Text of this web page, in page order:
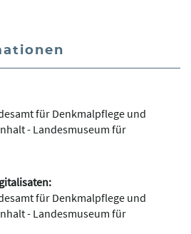
für Denkmalpflege und
- Landesmuseum für
für Denkmalpflege und
- Landesmuseum für